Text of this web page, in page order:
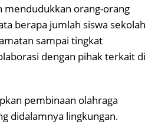
mendudukkan orang-orang
berapa jumlah siswa sekolah
sampai tingkat
dengan pihak terkait di
pembinaan olahraga
didalamnya lingkungan.